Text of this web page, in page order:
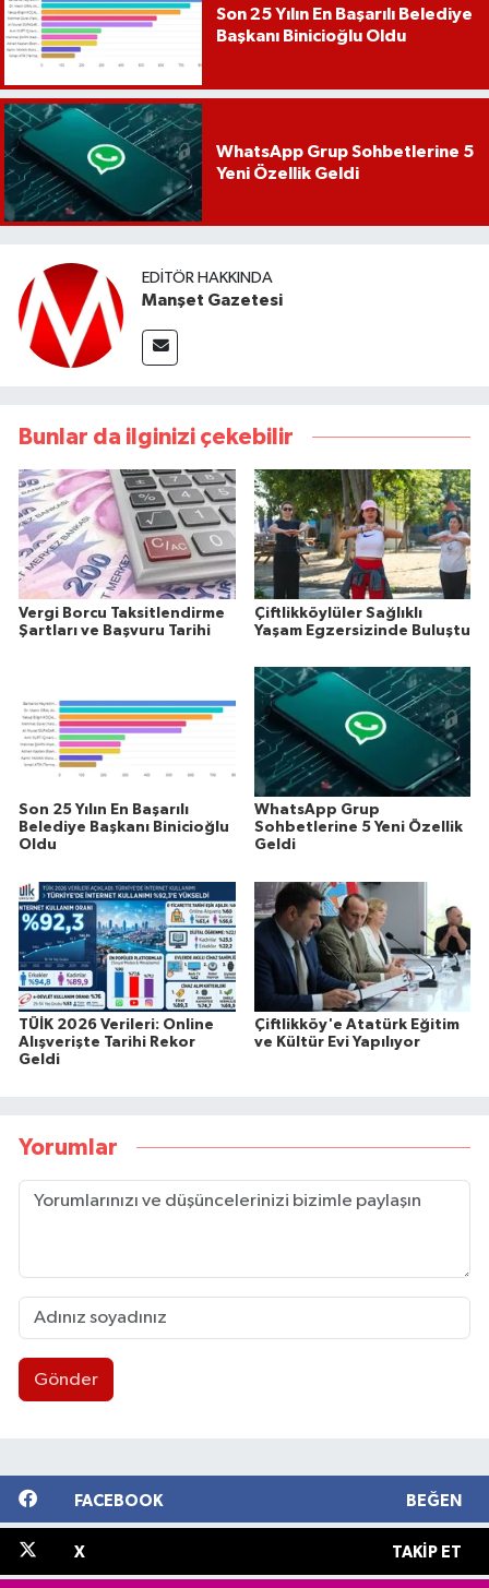
Son 25 Yılın En Başarılı Belediye
Başkanı Binicioğlu Oldu
WhatsApp Grup Sohbetlerine 5
Yeni Özellik Geldi
EDITÖR HAKKINDA
Manşet Gazetesi
Bunlar da ilginizi çekebilir
Vergi Borcu Taksitlendirme
Şartları ve Başvuru Tarihi
Çiftlikköylüler Sağlıklı
Yaşam Egzersizinde Buluştu
Son 25 Yılın En Başarılı
Belediye Başkanı Binicioğlu
Oldu
WhatsApp Grup
Sohbetlerine 5 Yeni Özellik
Geldi
TÜİK 2026 Verileri: Online
Alışverişte Tarihi Rekor
Geldi
Çiftlikköy'e Atatürk Eğitim
ve Kültür Evi Yapılıyor
Yorumlar
Gönder
FACEBOOK BEĞEN
X TAKIP ET